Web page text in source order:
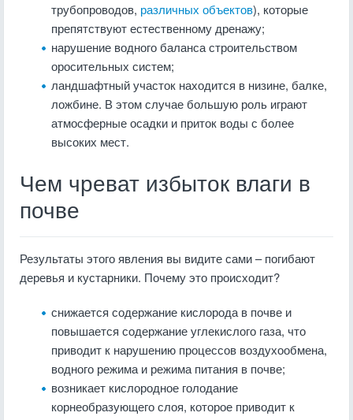
трубопроводов, различных объектов), которые
препятствуют естественному дренажу;
нарушение водного баланса строительством
оросительных систем;
ландшафтный участок находится в низине, балке,
ложбине. В этом случае большую роль играют
атмосферные осадки и приток воды с более
высоких мест.
Чем чреват избыток влаги в
почве
Результаты этого явления вы видите сами – погибают
деревья и кустарники. Почему это происходит?
снижается содержание кислорода в почве и
повышается содержание углекислого газа, что
приводит к нарушению процессов воздухообмена,
водного режима и режима питания в почве;
возникает кислородное голодание
корнеобразующего слоя, которое приводит к